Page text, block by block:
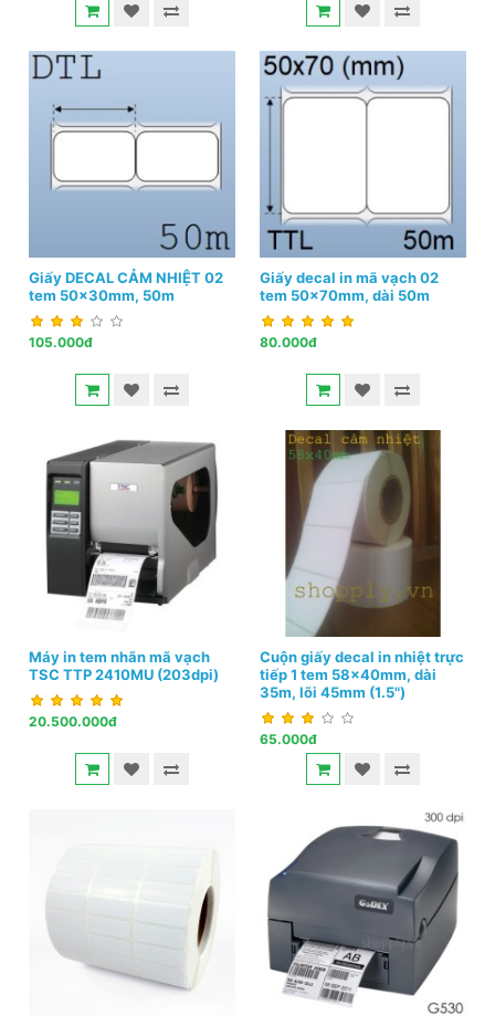
Giấy DECAL CẢM NHIỆT 02
tem 50x30mm, 50m
105.000đ
Giấy decal in mã vạch 02
tem 50x70mm, dài 50m
80.000đ
Máy in tem nhãn mã vạch
TSC TTP 2410MU (203dpi)
20.500.000đ
Cuộn giấy decal in nhiệt trực
tiếp 1 tem 58x40mm, dài
35m, lõi 45mm (1.5")
65.000đ